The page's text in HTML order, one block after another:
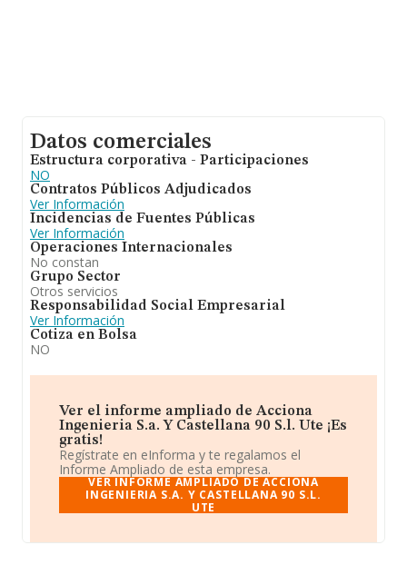
Datos comerciales
Estructura corporativa - Participaciones
NO
Contratos Públicos Adjudicados
Ver Información
Incidencias de Fuentes Públicas
Ver Información
Operaciones Internacionales
No constan
Grupo Sector
Otros servicios
Responsabilidad Social Empresarial
Ver Información
Cotiza en Bolsa
NO
Ver el informe ampliado de Acciona
Ingenieria S.a. Y Castellana 90 S.l. Ute ¡Es
gratis!
Regístrate en eInforma y te regalamos el
Informe Ampliado de esta empresa.
VER INFORME AMPLIADO DE ACCIONA
INGENIERIA S.A. Y CASTELLANA 90 S.L.
UTE